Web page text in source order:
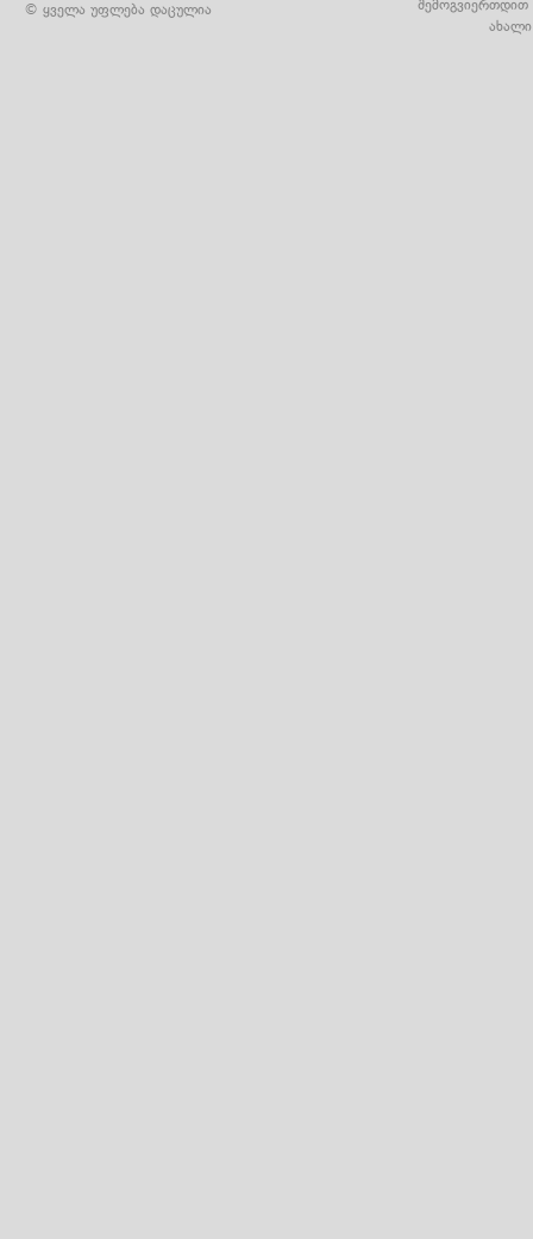
© ყველა უფლება დაცულია
შემოგვიერთდით
ახალი